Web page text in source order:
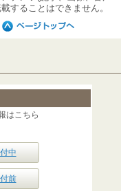
することはできません。
はこちら
中
前